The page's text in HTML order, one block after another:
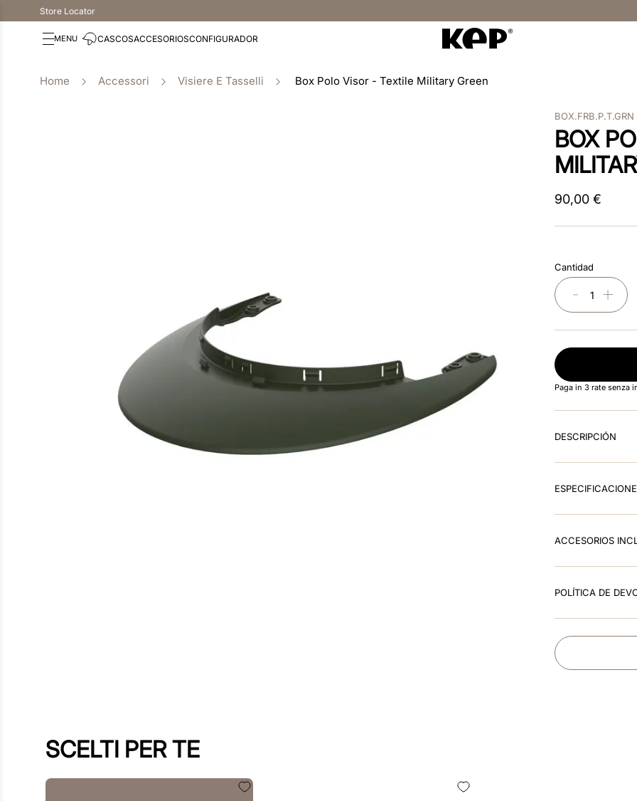
Store Locator
CASCOSACCESORIOSCONFIGURADOR
Accessori Visiere E Tasselli Box Polo Visor - Textile Military Green
BOX.FRB.P.T.GRN
BOX
90,00 €
Cantidad
＋
－
Paga in 3 rate senza
DESCRIPCIÓN
ACCESORIOS
POLÍTICA DE
SCELTI PER TE